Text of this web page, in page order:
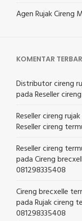
Agen Rujak Cireng
KOMENTAR
Distributor cireng
padaReseller
Reseller cireng
Reseller cireng
Reseller cireng
padaCireng
081298335408
Cireng brecxelle
padaRujak cireng
081298335408